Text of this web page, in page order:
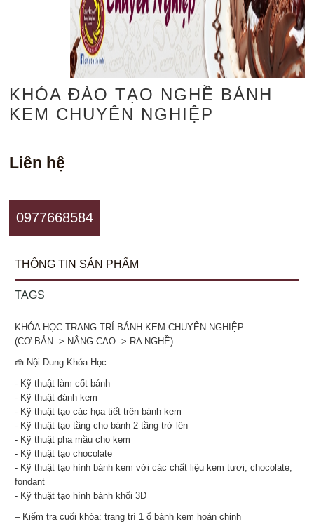
KHÓA ĐÀO TẠO NGHỀ BÁNH
KEM CHUYÊN NGHIỆP
Liên hệ
0977668584
THÔNG TIN SẢN PHẨM
TAGS
KHÓA HỌC TRANG TRÍ BÁNH KEM CHUYÊN NGHIỆP
(CƠ BẢN -> NÂNG CAO -> RA NGHỀ)
🍰 Nội Dung Khóa Học:
- Kỹ thuật làm cốt bánh
- Kỹ thuật đánh kem
- Kỹ thuật tạo các họa tiết trên bánh kem
- Kỹ thuật tạo tầng cho bánh 2 tầng trở lên
- Kỹ thuật pha mầu cho kem
- Kỹ thuật tạo chocolate
- Kỹ thuật tạo hình bánh kem với các chất liệu kem tươi, chocolate,
fondant
- Kỹ thuật tạo hình bánh khối 3D
– Kiểm tra cuối khóa: trang trí 1 ổ bánh kem hoàn chỉnh